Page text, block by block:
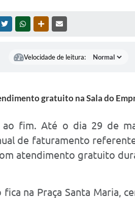
TWITTERWHATSAPPOUTRAS MÍDIAS
Velocidade de leitura:
gratuito na Sala do
fim. Até o dia 29 de
de faturamento
atendimento gratuito
na Praça Santa Maria,